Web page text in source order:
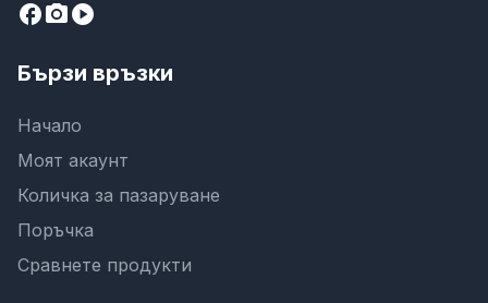
facebookcamera_altplay_circle
Бързи връзки
Начало
Моят акаунт
Количка за пазаруване
Поръчка
Сравнете продукти